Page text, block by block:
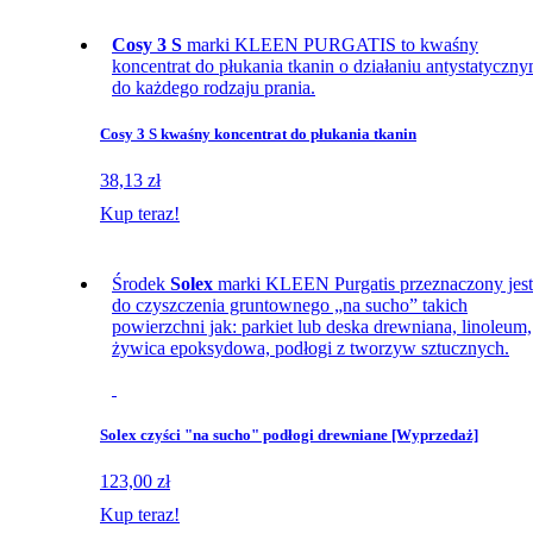
Cosy 3 S marki KLEEN PURGATIS to kwaśny
koncentrat do płukania tkanin o działaniu
do każdego rodzaju prania.
Cosy 3 S kwaśny koncentrat do płukania tkanin
38,13 zł
Kup teraz!
Środek Solex marki KLEEN Purgatis przeznaczony jest
do czyszczenia gruntownego „na sucho” takich
powierzchni jak: parkiet lub deska drewniana, linoleum,
żywica epoksydowa, podłogi z tworzyw sztucznych.
Solex czyści "na sucho" podłogi drewniane [Wyprzedaż]
123,00 zł
Kup teraz!